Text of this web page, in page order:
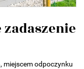
zadaszenie
miejscem odpoczynku